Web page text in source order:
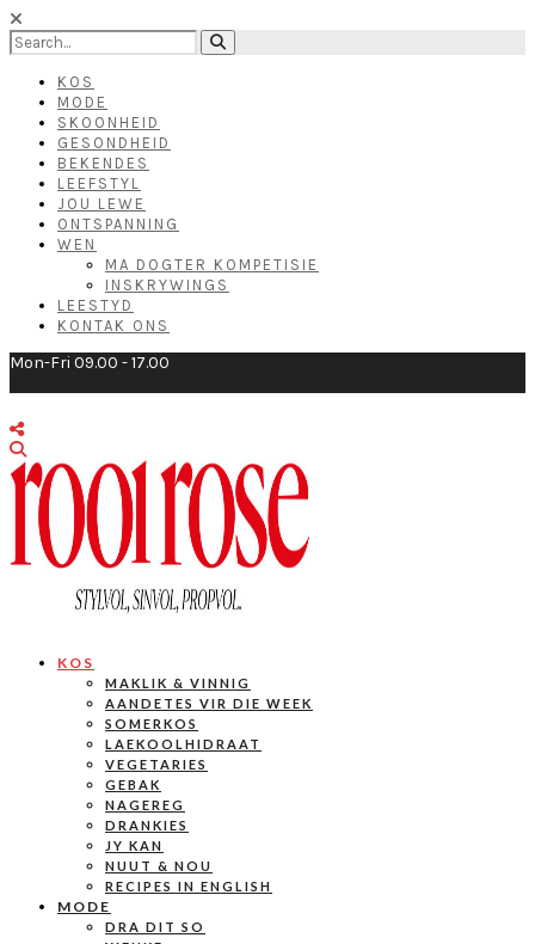
KOS
MODE
SKOONHEID
GESONDHEID
BEKENDES
LEEFSTYL
JOU LEWE
ONTSPANNING
WEN
MA DOGTER KOMPETISIE
INSKRYWINGS
LEESTYD
KONTAK ONS
Mon-Fri 09.00 - 17.00
KOS
MAKLIK & VINNIG
AANDETES VIR DIE WEEK
SOMERKOS
LAEKOOLHIDRAAT
VEGETARIES
GEBAK
NAGEREG
DRANKIES
JY KAN
NUUT & NOU
RECIPES IN ENGLISH
MODE
DRA DIT SO